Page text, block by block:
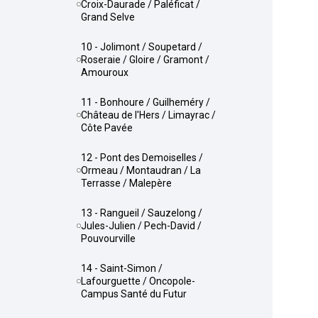
Croix-Daurade / Paléficat /
Grand Selve
10 - Jolimont / Soupetard /
Roseraie / Gloire / Gramont /
Amouroux
11 - Bonhoure / Guilheméry /
Château de l'Hers / Limayrac /
Côte Pavée
12 - Pont des Demoiselles /
Ormeau / Montaudran / La
Terrasse / Malepère
13 - Rangueil / Sauzelong /
Jules-Julien / Pech-David /
Pouvourville
14 - Saint-Simon /
Lafourguette / Oncopole-
Campus Santé du Futur